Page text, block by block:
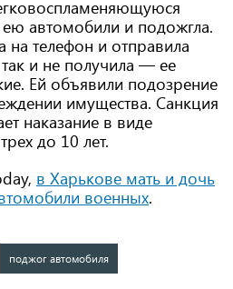
автомобили и подожгла.
на телефон и отправила
и не получила — ее
Ей объявили подозрение
имущества. Санкция
наказание в виде
до 10 лет.
в Харькове мать и дочь
военных.
поджог автомобиля